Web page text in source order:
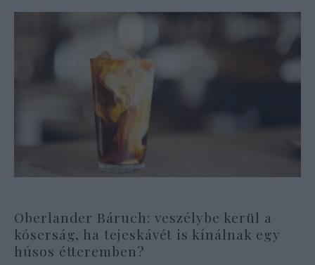
Oberlander Báruch: veszélybe kerül a
kóserság, ha tejeskávét is kínálnak egy
húsos étteremben?